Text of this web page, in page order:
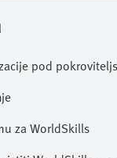
pod
za WorldSkills